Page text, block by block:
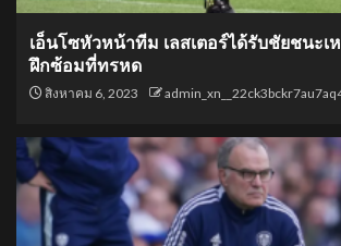
เอ็นโซหัวหน้าทีม เลสเตอร์ได้รับชัยชนะเ
ฝึกซ้อมที่ทรหด
สิงหาคม 6, 2023